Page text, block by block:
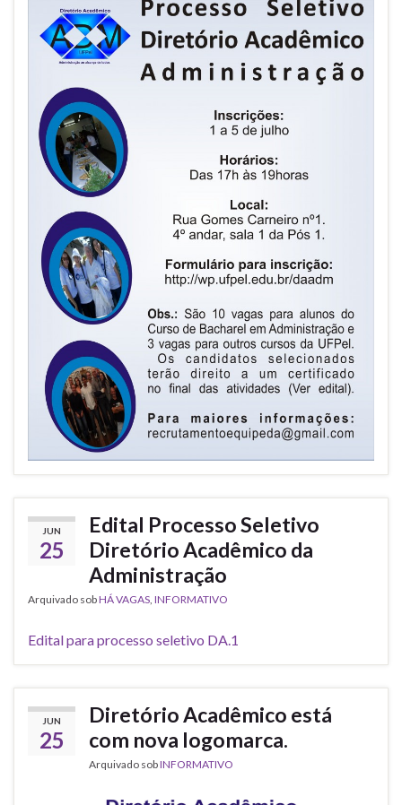
JUN
25
Edital Processo Seletivo
Diretório Acadêmico da
Administração
Arquivado sobHÁ VAGAS INFORMATIVO
Edital para processo seletivo DA.1
JUN
25
Diretório Acadêmico está
com nova logomarca.
Arquivado sobINFORMATIVO